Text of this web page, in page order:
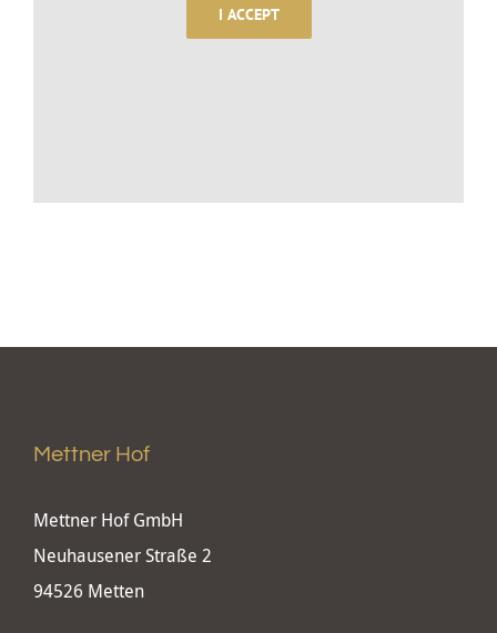
I ACCEPT
Mettner Hof
Mettner Hof GmbH
Neuhausener Straße 2
94526 Metten